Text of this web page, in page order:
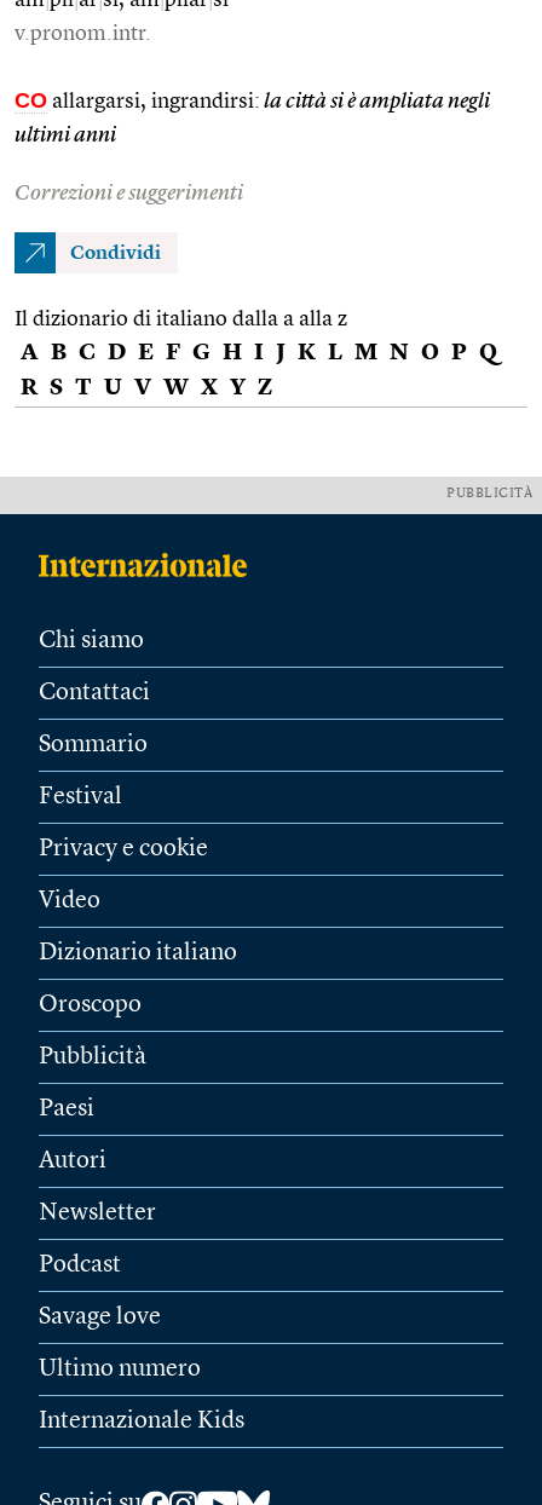
v.pronom.intr.
CO allargarsi, ingrandirsi: la città si è ampliata negli
ultimi anni
Correzioni e suggerimenti
Condividi
Il dizionario di italiano dalla a alla z
A B C D E F G H I J K L M N O P Q
R S T U V W X Y Z
PUBBLICITÀ
Chi siamo
Contattaci
Sommario
Festival
Privacy e cookie
Video
Dizionario italiano
Oroscopo
Pubblicità
Paesi
Autori
Newsletter
Podcast
Savage love
Ultimo numero
Internazionale Kids